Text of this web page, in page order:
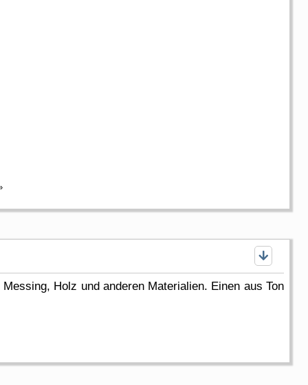
Holz und anderen Materialien. Einen aus Ton